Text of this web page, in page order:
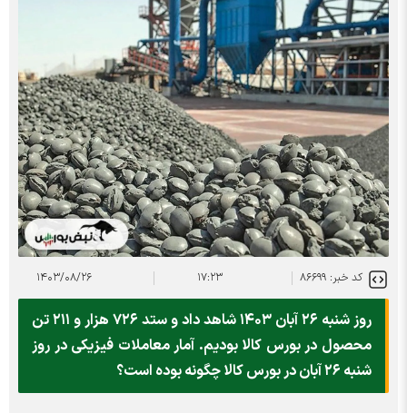
کد خبر: ۸۶۶۹۹ ۱۷:۲۳ ۱۴۰۳/۰۸/۲۶
روز شنبه ۲۶ آبان ۱۴۰۳ شاهد داد و ستد ۷۲۶ هزار و ۲۱۱ تن
محصول در بورس کالا بودیم. آمار معاملات فیزیکی در روز
شنبه ۲۶ آبان در بورس کالا چگونه بوده است؟